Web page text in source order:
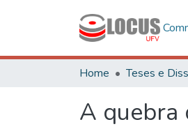
Home Teses e
A quebra